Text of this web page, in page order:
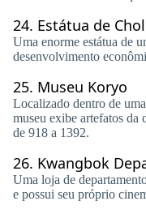
24. Estátua de
Uma enorme estátua de
desenvolvimento
25. Museu Koryo
Localizado dentro de
museu exibe artefatos
de 918 a 1392.
26. Kwangbok
Uma loja de
e possui seu próprio